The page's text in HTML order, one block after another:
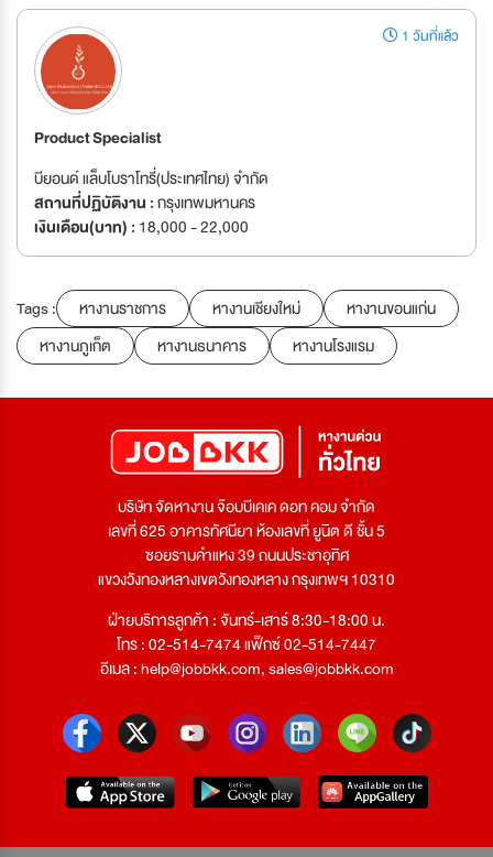
1 วันที่แล้ว
Product Specialist
บียอนด์ แล็บโบราโทรี่(ประเทศไทย) จำกัด
สถานที่ปฏิบัติงาน :กรุงเทพมหานคร
เงินเดือน(บาท) : 18,000 - 22,000
Tags : หางานราชการ หางานเชียงใหม่
หางานขอนแก่น
หางานภูเก็ต
หางานธนาคาร หางานโรงแรม
บริษัท จัดหางาน จ๊อบบีเคเค ดอท คอม จำกัด
เลขที่ 625 อาคารทัศนียา ห้องเลขที่ ยูนิต ดี ชั้น 5
ซอยรามคำแหง 39 ถนนประชาอุทิศ
แขวงวังทองหลางเขตวังทองหลาง กรุงเทพฯ 10310
ฝ่ายบริการลูกค้า : จันทร์-เสาร์ 8:30-18:00 น.
โทร : 02-514-7474 แฟ็กซ์ 02-514-7447
อีเมล :help@jobbkk.com,sales@jobbkk.com